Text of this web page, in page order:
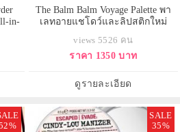
in-
ม
นพา
ใช้
ด
The Balm Balm Voyage Palette พา
เลทอายแชโดว์และลิปสติกใหม่
สี และลิปสติก 3 เฉดสี อายแชโดว์
เป็นสีของความอบอุ่นเอิร์ธโทน พาส
มาเขียนเป็นอายไลน์เนอร์สร้าง
ความโฉบเฉี่ยวให้ดวงตาได้ ส่วนลิป
views 5526 คน
ราคา 1350 บาท
ดูรายละเอียด
SALE
35%